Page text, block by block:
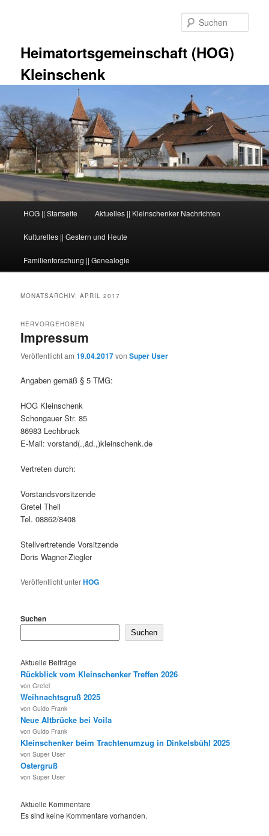
Heimatortsgemeinschaft (HOG)
Kleinschenk
HOG || Startseite Aktuelles || Kleinschenker Nachrichten
Kulturelles || Gestern und Heute
Familienforschung || Genealogie
MONATSARCHIV:APRIL 2017
Impressum
HERVORGEHOBEN
Veröffentlicht am19.04.2017vonSuper User
Angaben gemäß § 5 TMG:
HOG Kleinschenk
Schongauer Str. 85
86983 Lechbruck
E-Mail: vorstand(.,äd.,)kleinschenk.de
Vertreten durch:
Vorstandsvorsitzende
Gretel Theil
Tel. 08862/8408
Stellvertretende Vorsitzende
Doris Wagner-Ziegler
Veröffentlicht unterHOG
Suchen
Suchen
Aktuelle Beiträge
Rückblick vom Kleinschenker Treffen 2026
von Gretel
Weihnachtsgruß 2025
von Guido Frank
Neue Altbrücke bei Voila
von Guido Frank
Kleinschenker beim Trachtenumzug in Dinkelsbühl 2025
von Super User
Ostergruß
von Super User
Aktuelle Kommentare
Es sind keine Kommentare vorhanden.